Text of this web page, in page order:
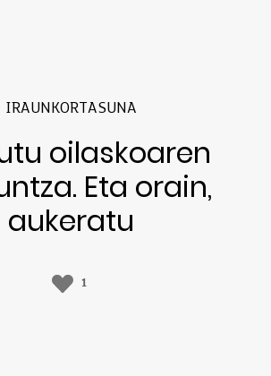
IRAUNKORTASUNA
oilaskoaren
Eta orain,
aukeratu
1